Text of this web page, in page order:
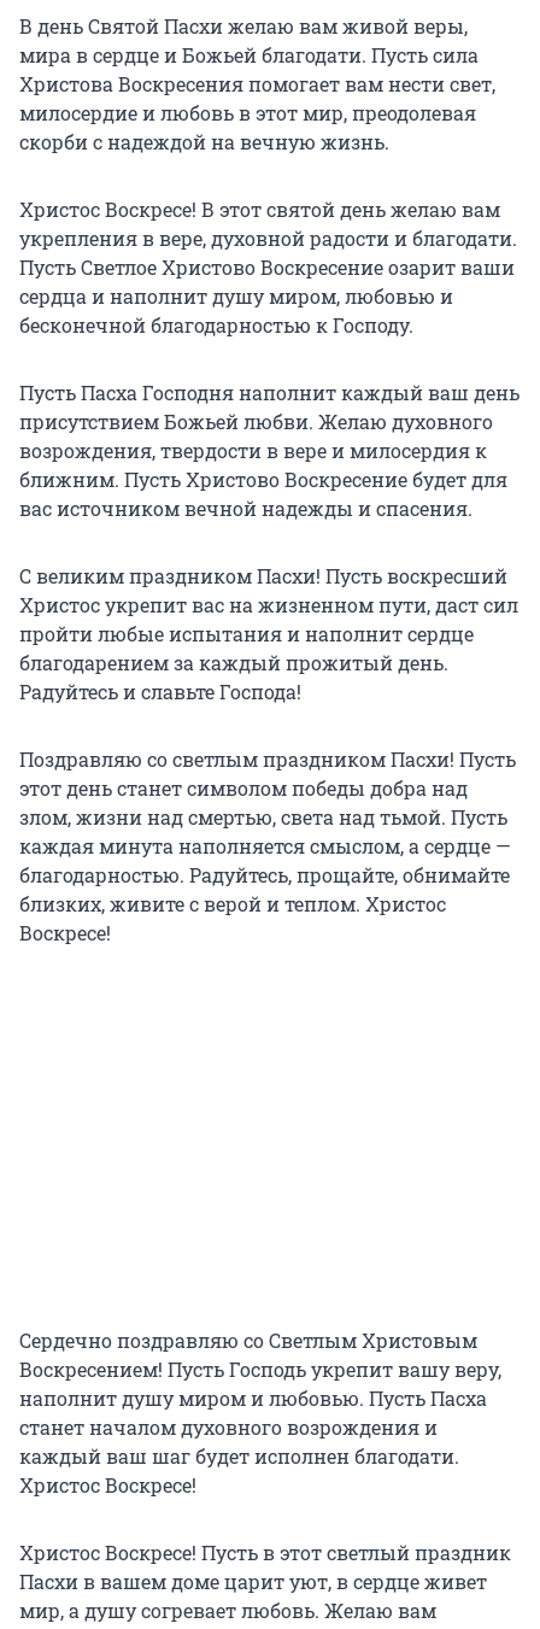
В день Святой Пасхи желаю вам живой веры,
мира в сердце и Божьей благодати. Пусть сила
Христова Воскресения помогает вам нести свет,
милосердие и любовь в этот мир, преодолевая
скорби с надеждой на вечную жизнь.
Христос Воскресе! В этот святой день желаю вам
укрепления в вере, духовной радости и благодати.
Пусть Светлое Христово Воскресение озарит ваши
сердца и наполнит душу миром, любовью и
бесконечной благодарностью к Господу.
Пусть Пасха Господня наполнит каждый ваш день
присутствием Божьей любви. Желаю духовного
возрождения, твердости в вере и милосердия к
ближним. Пусть Христово Воскресение будет для
вас источником вечной надежды и спасения.
С великим праздником Пасхи! Пусть воскресший
Христос укрепит вас на жизненном пути, даст сил
пройти любые испытания и наполнит сердце
благодарением за каждый прожитый день.
Радуйтесь и славьте Господа!
Поздравляю со светлым праздником Пасхи! Пусть
этот день станет символом победы добра над
злом, жизни над смертью, света над тьмой. Пусть
каждая минута наполняется смыслом, а сердце —
благодарностью. Радуйтесь, прощайте, обнимайте
близких, живите с верой и теплом. Христос
Воскресе!
Сердечно поздравляю со Светлым Христовым
Воскресением! Пусть Господь укрепит вашу веру,
наполнит душу миром и любовью. Пусть Пасха
станет началом духовного возрождения и
каждый ваш шаг будет исполнен благодати.
Христос Воскресе!
Христос Воскресе! Пусть в этот светлый праздник
Пасхи в вашем доме царит уют, в сердце живет
мир, а душу согревает любовь. Желаю вам